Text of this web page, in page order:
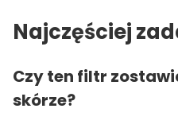
Najczęściej
Czy ten filtr
skórze?